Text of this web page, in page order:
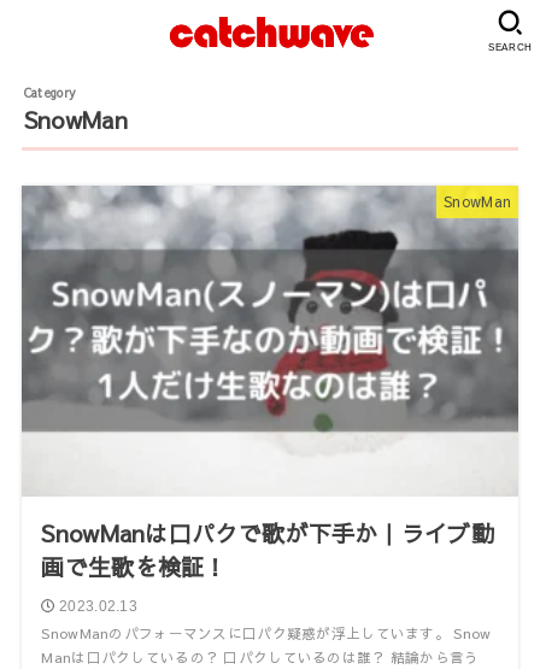
SEARCH
SnowMan
SnowMan
SnowManは口パクで歌が下手か｜ライブ動
画で生歌を検証！
2023.02.13
SnowManのパフォーマンスに口パク疑惑が浮上しています。 Snow
Manは口パクしているの？ 口パクしているのは誰？ 結論から言う